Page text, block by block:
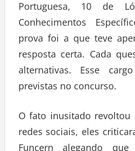
Portuguesa, 10 de
Conhecimentos
prova foi a que teve
resposta certa. Cada
alternativas. Esse
previstas no concurso.
O fato inusitado revoltou
redes sociais, eles